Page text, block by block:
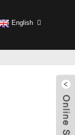
English